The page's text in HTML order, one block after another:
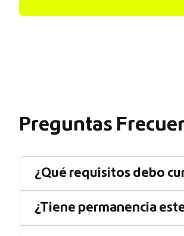
Preguntas
¿Qué requisitos debo
¿Tiene permanencia